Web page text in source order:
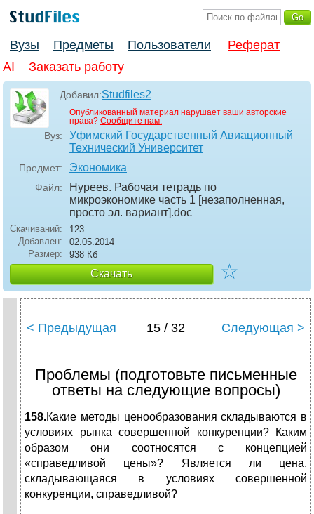
Вузы Предметы Пользователи
Реферат
AI
Заказать работу
Добавил:Studfiles2
Опубликованный материал нарушает ваши авторские
права? Сообщите нам.
Вуз:
Уфимский Государственный Авиационный
Технический Университет
Предмет: Экономика
Файл:
Нуреев. Рабочая тетрадь по
микроэкономике часть 1 [незаполненная,
просто эл. вариант].doc
Скачиваний:
123
Добавлен:
02.05.2014
Размер:
938 Кб
Скачать ☆
< Предыдущая 15 / 32 Следующая >
Проблемы (подготовьте письменные
ответы на следующие вопросы)
158.Какие методы ценообразования складываются в
условиях рынка совершенной конкуренции? Каким
образом они соотносятся с концепцией
«справедливой цены»? Является ли цена,
складывающаяся в условиях совершенной
конкуренции, справедливой?